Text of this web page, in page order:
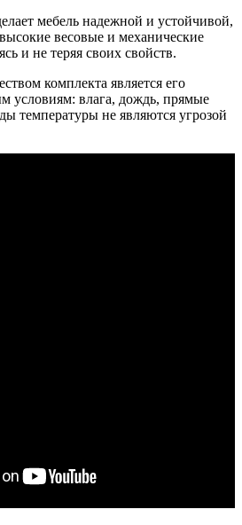
мебель надежной и устойчивой,
весовые и механические
и не теряя своих свойств.
комплекта является его
условиям: влага, дождь, прямые
температуры не являются угрозой